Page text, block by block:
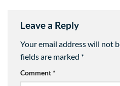
Leave a Reply
Your email address will not
fields are marked *
Comment*